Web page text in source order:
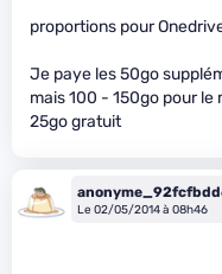
proportions pour
Je paye les 50go
mais 100 - 150go pour le
25go gratuit
Le 02/05/2014 à 08h46